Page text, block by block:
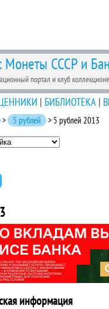
Монеты СССР и
портал и клуб
| БИБЛИОТЕКА |
> 5 рублей > 5 рублей 2013
информация